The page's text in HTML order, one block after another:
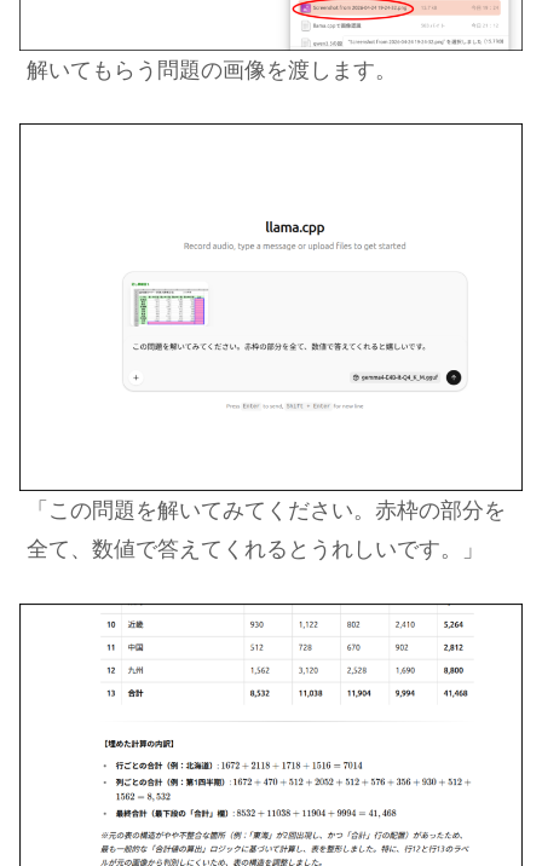
解いてもらう問題の画像を渡します。
「この問題を解いてみてください。赤枠の部分を
全て、数値で答えてくれるとうれしいです。」